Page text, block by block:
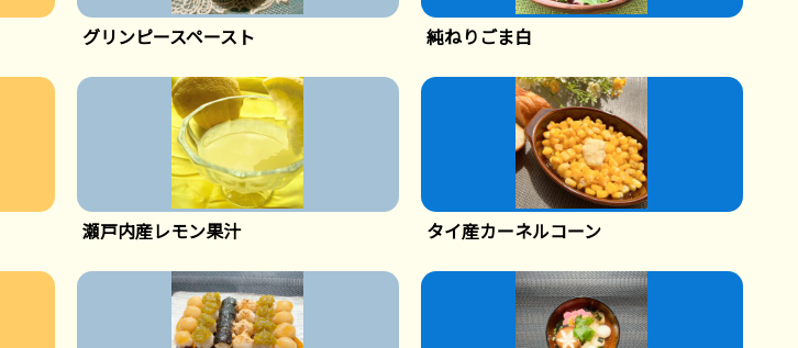
グリンピースペースト 純ねりごま白
瀬戸内産レモン果汁 タイ産カーネルコーン